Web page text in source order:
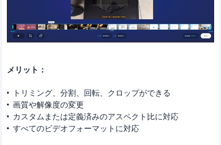
メリット：
トリミング、分割、回転、クロップができる
画質や解像度の変更
カスタムまたは定義済みのアスペクト比に対応
すべてのビデオフォーマットに対応